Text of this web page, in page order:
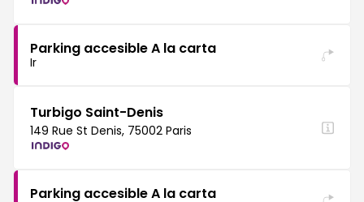
Parking accesible A la carta
Ir
Turbigo Saint-Denis
149 Rue St Denis, 75002 Paris
Parking accesible A la carta